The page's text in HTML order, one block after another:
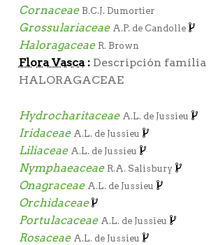
Cornaceae B.C.J. Dumortier
Grossulariaceae A.P. de Candolle
Haloragaceae R. Brown
Flora Vasca:Descripción familia
HALORAGACEAE
Hydrocharitaceae A.L. de Jussieu
Iridaceae A.L. de Jussieu
Liliaceae A.L. de Jussieu
Nymphaeaceae R.A. Salisbury
Onagraceae A.L. de Jussieu
Orchidaceae
Portulacaceae A.L. de Jussieu
Rosaceae A.L. de Jussieu